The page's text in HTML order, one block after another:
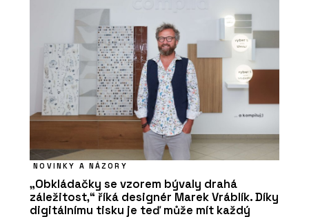
PRODUKTY
Vypínače a zásuvky NEXA RONDO -
OBZOR
NOVINKY A NÁZORY
„Obkládačky se vzorem bývaly drahá
záležitost,“ říká designér Marek Vráblík. Díky
digitálnímu tisku je teď může mít každý